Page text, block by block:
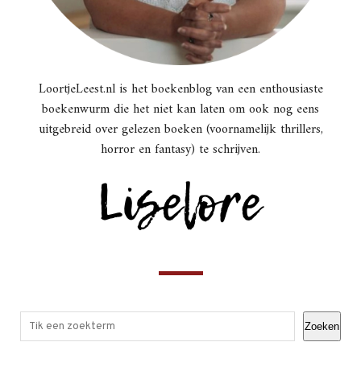
LoortjeLeest.nl is het boekenblog van een enthousiaste
boekenwurm die het niet kan laten om ook nog eens
uitgebreid over gelezen boeken (voornamelijk thrillers,
horror en fantasy) te schrijven.
Zoeken